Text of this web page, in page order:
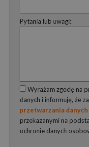
Pytania lub uwagi:
Wyrażam zgodę na
danych i informuję, że
przetwarzania
przekazanymi na
ochronie danych